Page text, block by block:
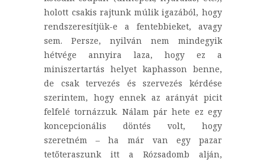
holott csakis rajtunk múlik igazából, hogy
rendszeresítjük-e a fentebbieket, avagy
sem. Persze, nyilván nem mindegyik
hétvége annyira laza, hogy ez a
miniszertartás helyet kaphasson benne,
de csak tervezés és szervezés kérdése
szerintem, hogy ennek az arányát picit
felfelé tornázzuk. Nálam pár hete ez egy
koncepcionális döntés volt, hogy
szeretném – ha már van egy pazar
tetőteraszunk itt a Rózsadomb alján,